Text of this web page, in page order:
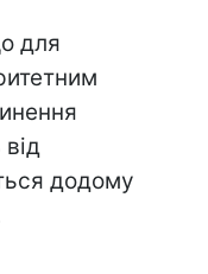
для
додому